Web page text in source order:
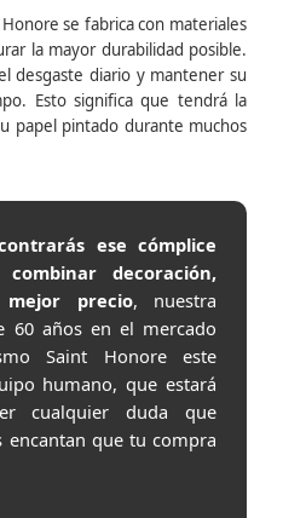
se fabrica con materiales
la mayor durabilidad posible.
desgaste diario y mantener su
Esto significa que tendrá la
papel pintado durante muchos
ese cómplice
decoración,
precio, nuestra
60 años en el mercado
Saint Honore este
humano, que estará
cualquier duda que
encantan que tu compra